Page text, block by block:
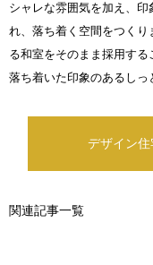
シャレな雰囲気を加え、
れ、落ち着く空間をつく
る和室をそのまま採用す
落ち着いた印象のあるしっ
デザイン
関連記事一覧